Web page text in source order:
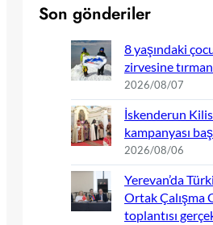
Son gönderiler
8 yaşındaki
zirvesine
2026/08/07
İskenderun
kampanyası
2026/08/06
Yerevan’da
Ortak Çalışma
toplantısı